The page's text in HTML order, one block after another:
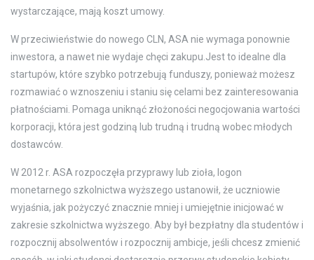
wystarczające, mają koszt umowy.
W przeciwieństwie do nowego CLN, ASA nie wymaga ponownie
inwestora, a nawet nie wydaje chęci zakupu.Jest to idealne dla
startupów, które szybko potrzebują funduszy, ponieważ możesz
rozmawiać o wznoszeniu i staniu się celami bez zainteresowania
płatnościami. Pomaga uniknąć złożoności negocjowania wartości
korporacji, która jest godziną lub trudną i trudną wobec młodych
dostawców.
W 2012 r. ASA rozpoczęła przyprawy lub zioła, logon
monetarnego szkolnictwa wyższego ustanowił, że uczniowie
wyjaśnia, jak pożyczyć znacznie mniej i umiejętnie inicjować w
zakresie szkolnictwa wyższego. Aby był bezpłatny dla studentów i
rozpocznij absolwentów i rozpocznij ambicje, jeśli chcesz zmienić